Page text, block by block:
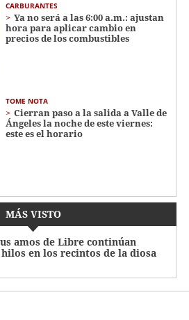
CARBURANTES
Ya no será a las 6:00 a.m.: ajustan
hora para aplicar cambio en
precios de los combustibles
TOME NOTA
Cierran paso a la salida a Valle de
Ángeles la noche de este viernes:
este es el horario
MÁS VISTO
amos de Libre continúan
en los recintos de la diosa